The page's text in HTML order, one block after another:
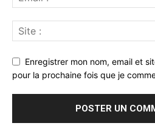
Enregistrer mon nom, email et
pour la prochaine fois que je